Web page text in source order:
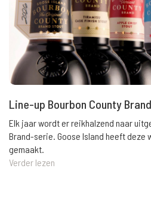
Line-up Bourbon County
Elk jaar wordt er reikhalzend naar
Brand-serie. Goose Island heeft deze
gemaakt.
Verder lezen